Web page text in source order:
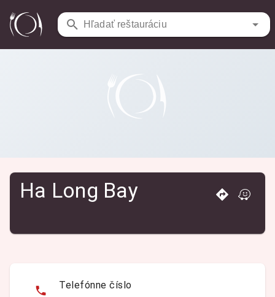
Hľadať reštauráciu
Reštaurácie / Ha Long Bay
Ha Long Bay
Telefónne číslo